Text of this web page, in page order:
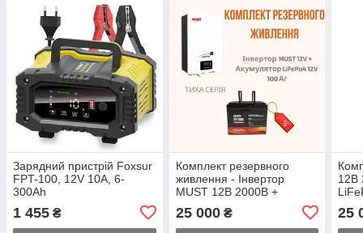
Зарядний пристрій Foxsur
FPT-100, 12V 10A, 6-
300Ah
1 455 ₴
Комплект резервного
живлення - Інвертор
MUST 12В 2000B +
100Аг
25 000₴
12В
25